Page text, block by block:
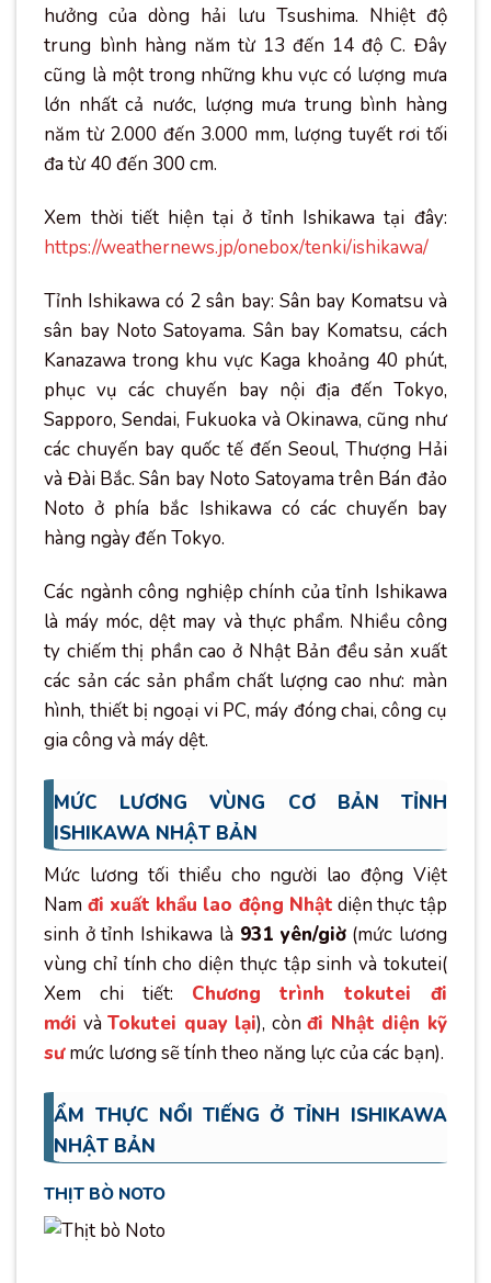
hưởng của dòng hải lưu Tsushima. Nhiệt độ
trung bình hàng năm từ 13 đến 14 độ C. Đây
cũng là một trong những khu vực có lượng mưa
lớn nhất cả nước, lượng mưa trung bình hàng
năm từ 2.000 đến 3.000 mm, lượng tuyết rơi tối
đa từ 40 đến 300 cm.
Xem thời tiết hiện tại ở tỉnh Ishikawa tại đây:
https://weathernews.jp/onebox/tenki/ishikawa/
Tỉnh Ishikawa có 2 sân bay: Sân bay Komatsu và
sân bay Noto Satoyama. Sân bay Komatsu, cách
Kanazawa trong khu vực Kaga khoảng 40 phút,
phục vụ các chuyến bay nội địa đến Tokyo,
Sapporo, Sendai, Fukuoka và Okinawa, cũng như
các chuyến bay quốc tế đến Seoul, Thượng Hải
và Đài Bắc. Sân bay Noto Satoyama trên Bán đảo
Noto ở phía bắc Ishikawa có các chuyến bay
hàng ngày đến Tokyo.
Các ngành công nghiệp chính của tỉnh Ishikawa
là máy móc, dệt may và thực phẩm. Nhiều công
ty chiếm thị phần cao ở Nhật Bản đều sản xuất
các sản các sản phẩm chất lượng cao như: màn
hình, thiết bị ngoại vi PC, máy đóng chai, công cụ
gia công và máy dệt.
MỨC LƯƠNG VÙNG CƠ BẢN TỈNH
ISHIKAWA NHẬT BẢN
Mức lương tối thiểu cho người lao động Việt
Nam đi xuất khẩu lao động Nhật diện thực tập
sinh ở tỉnh Ishikawa là931 yên/giờ(mức lương
vùng chỉ tính cho diện thực tập sinh và tokutei(
Xem chi tiết: Chương trình tokutei đi
mới vàTokutei quay lại), cònđi Nhật diện kỹ
sưmức lương sẽ tính theo năng lực của các bạn).
ẨM THỰC NỔI TIẾNG Ở TỈNH ISHIKAWA
NHẬT BẢN
THỊT BÒ NOTO